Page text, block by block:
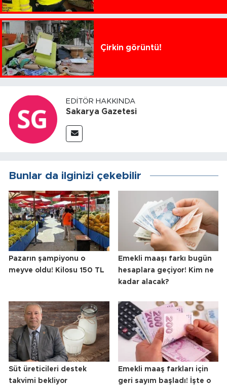
Çirkin görüntü!
EDITÖR HAKKINDA
Sakarya Gazetesi
Bunlar da ilginizi çekebilir
Pazarın şampiyonu o
meyve oldu! Kilosu 150 TL
Emekli maaşı farkı bugün
hesaplara geçiyor! Kim ne
kadar alacak?
Süt üreticileri destek
takvimi bekliyor
Emekli maaş farkları için
geri sayım başladı! İşte o